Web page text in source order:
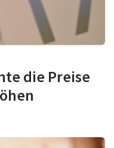
die Preise